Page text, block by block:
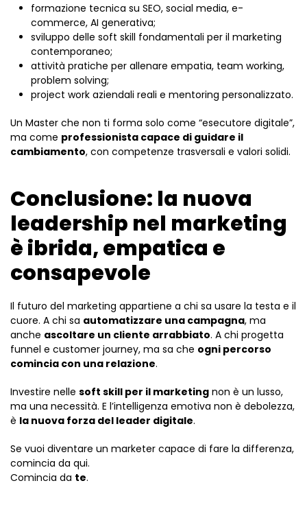
formazione tecnica su SEO, social media, e-
commerce, AI generativa;
sviluppo delle soft skill fondamentali per il marketing
contemporaneo;
attività pratiche per allenare empatia, team working,
problem solving;
project work aziendali reali e mentoring personalizzato.
Un Master che non ti forma solo come “esecutore digitale”,
ma come professionista capace di guidare il
cambiamento, con competenze trasversali e valori solidi.
Conclusione: la nuova
leadership nel marketing
è ibrida, empatica e
consapevole
Il futuro del marketing appartiene a chi sa usare la testa e il
cuore. A chi sa automatizzare una campagna, ma
anche ascoltare un cliente arrabbiato. A chi progetta
funnel e customer journey, ma sa che ogni percorso
comincia con una relazione.
Investire nelle soft skill per il marketing non è un lusso,
ma una necessità. E l’intelligenza emotiva non è debolezza,
è la nuova forza del leader digitale.
Se vuoi diventare un marketer capace di fare la differenza,
comincia da qui.
Comincia da te.